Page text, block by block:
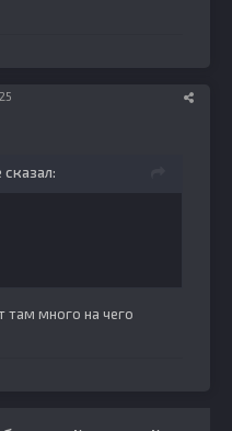
сказал:
там много на чего